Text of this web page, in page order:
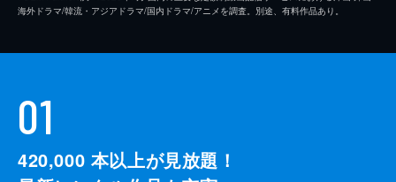
海外ドラマ/韓流・アジアドラマ/国内ドラマ/アニメを調査。別途、有料作品あり。
01
420,000 本以上が見放題！